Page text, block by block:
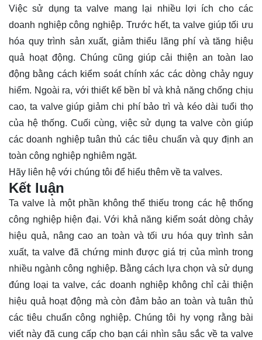
Việc sử dụng ta valve mang lại nhiều lợi ích cho các
doanh nghiệp công nghiệp. Trước hết, ta valve giúp tối ưu
hóa quy trình sản xuất, giảm thiểu lãng phí và tăng hiệu
quả hoạt động. Chúng cũng giúp cải thiện an toàn lao
động bằng cách kiểm soát chính xác các dòng chảy nguy
hiểm. Ngoài ra, với thiết kế bền bỉ và khả năng chống chịu
cao, ta valve giúp giảm chi phí bảo trì và kéo dài tuổi thọ
của hệ thống. Cuối cùng, việc sử dụng ta valve còn giúp
các doanh nghiệp tuân thủ các tiêu chuẩn và quy định an
toàn công nghiệp nghiêm ngặt.
Hãy liên hệ với chúng tôi để hiểu thêm về ta valves.
Kết luận
Ta valve là một phần không thể thiếu trong các hệ thống
công nghiệp hiện đại. Với khả năng kiểm soát dòng chảy
hiệu quả, nâng cao an toàn và tối ưu hóa quy trình sản
xuất, ta valve đã chứng minh được giá trị của mình trong
nhiều ngành công nghiệp. Bằng cách lựa chọn và sử dụng
đúng loại ta valve, các doanh nghiệp không chỉ cải thiện
hiệu quả hoạt động mà còn đảm bảo an toàn và tuân thủ
các tiêu chuẩn công nghiệp. Chúng tôi hy vọng rằng bài
viết này đã cung cấp cho bạn cái nhìn sâu sắc về ta valve